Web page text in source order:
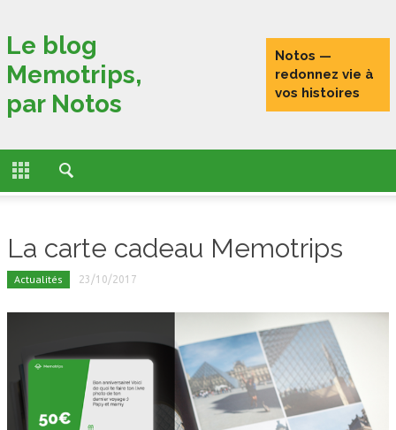
ACCUEIL
ACTUALITÉS
FONCTIONNALITÉS
L’HISTOIRE DE MEMOTRIPS
VOYAGEURS CONNECTÉS
TESTS
Le blog
Memotrips,
par Notos
Notos —
redonnez vie à
vos histoires
La carte cadeau Memotrips
Actualités 23/10/2017